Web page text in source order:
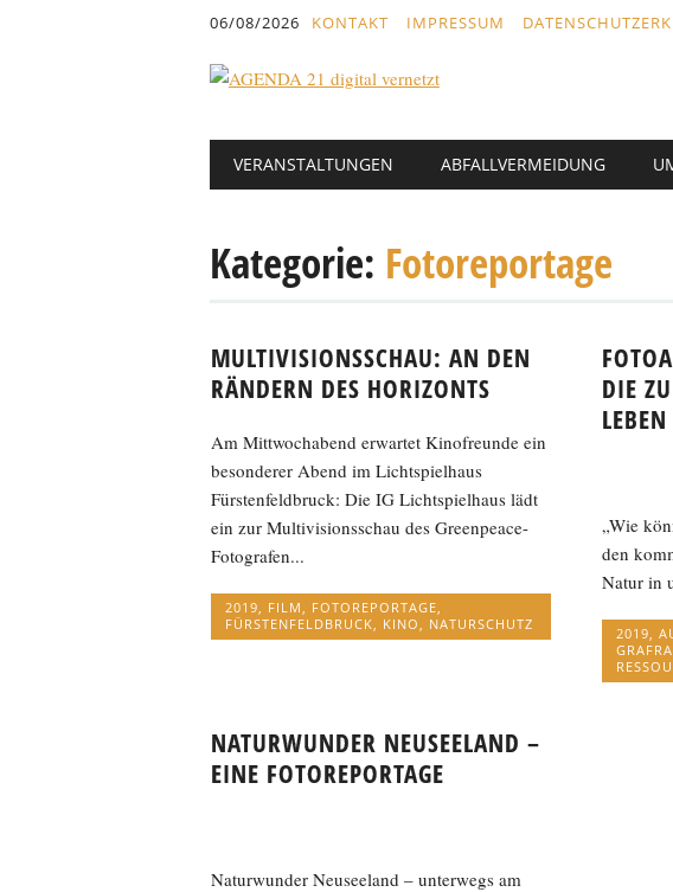
06/08/2026 KONTAKT IMPRESSUM
Hauptmenü
Abbrechen
VERANSTALTUNGEN ABFALLVERMEIDUNG
Kategorie: Fotoreportage
MULTIVISIONSSCHAU: AN DEN
RÄNDERN DES HORIZONTS
Am Mittwochabend erwartet Kinofreunde ein
besonderer Abend im Lichtspielhaus
Fürstenfeldbruck: Die IG Lichtspielhaus lädt
ein zur Multivisionsschau des Greenpeace-
Fotografen...
2019 FILM FOTOREPORTAGE
FÜRSTENFELDBRUCK
KINO NATURSCHUTZ
DIE
„Wie
den
Natur in
2019 ,
NATURWUNDER NEUSEELAND –
EINE FOTOREPORTAGE
Naturwunder Neuseeland – unterwegs am